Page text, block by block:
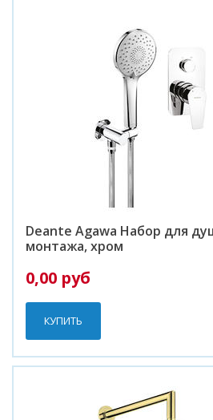
Deante Agawa Набор для
монтажа, хром
0,00 руб
КУПИТЬ